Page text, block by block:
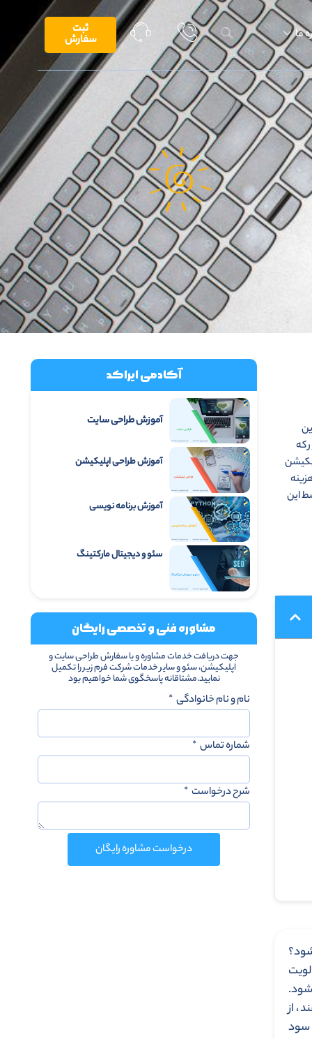
ما ثبت
سفارش
که
این
شود.
از
سود
آکادمی ایراکد
آموزش طراحی سایت
آموزش طراحی اپلیکیشن
آموزش برنامه نویسی
سئو و دیجیتال مارکتینگ
مشاوره فنی و تخصصی رایگان
جهت دریافت خدمات مشاوره و یا سفارش طراحی سایت و
اپلیکیشن، سئو و سایر خدمات شرکت فرم زیر را تکمیل
نمایید.مشتاقانه پاسخگوی شما خواهیم بود
نام و نام خانوادگی
شماره تماس
شرح درخواست
درخواست مشاوره رایگان